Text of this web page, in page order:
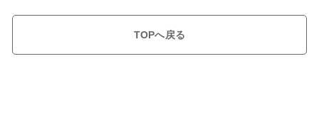
TOPへ戻る